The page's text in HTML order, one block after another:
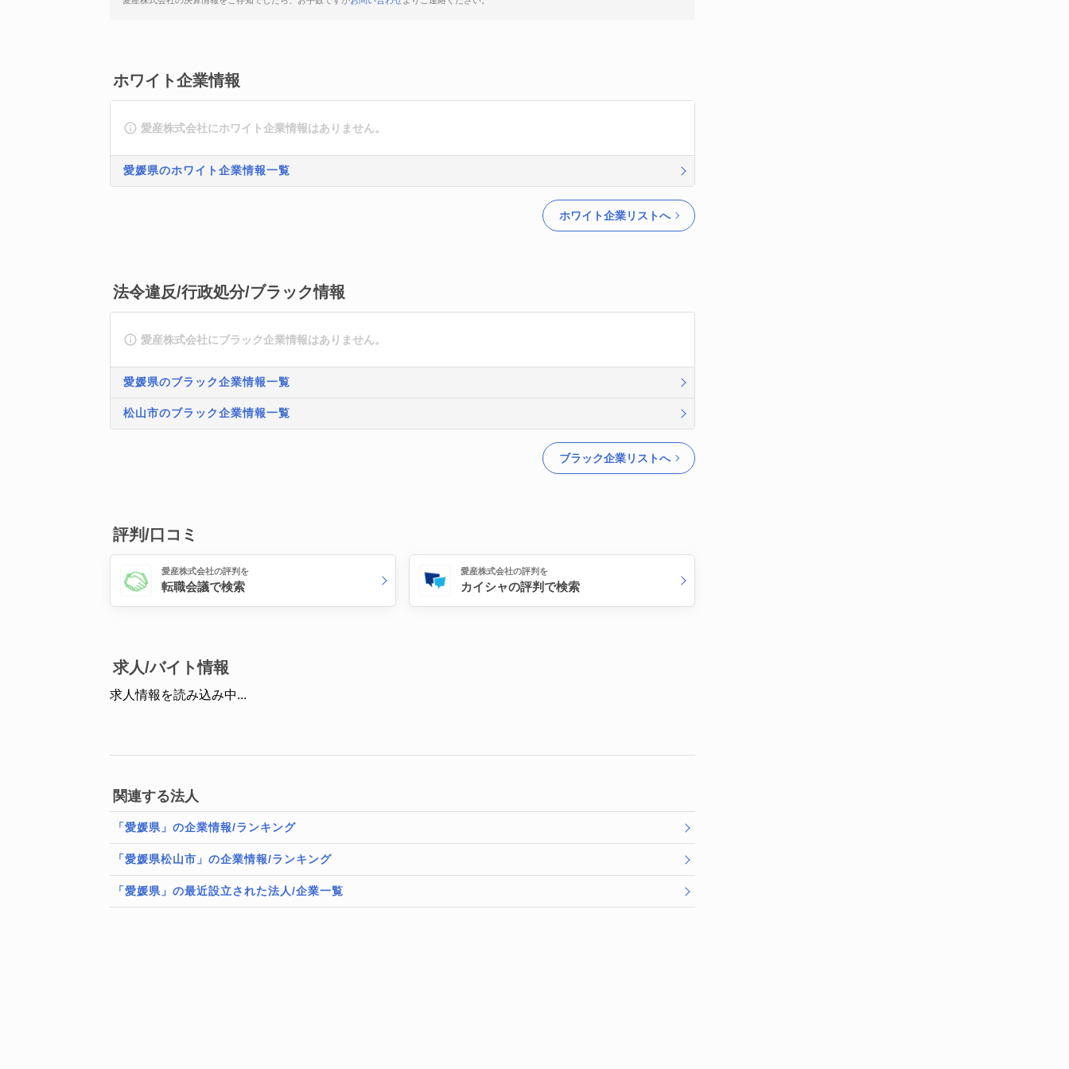
ホワイト企業情報
愛産株式会社にホワイト企業情報はありません。
愛媛県のホワイト企業情報一覧
ホワイト企業リストへ
法令違反/行政処分/ブラック情報
愛産株式会社にブラック企業情報はありません。
愛媛県のブラック企業情報一覧
松山市のブラック企業情報一覧
ブラック企業リストへ
評判/口コミ
愛産株式会社の評判を
転職会議で検索
愛産株式会社の評判を
カイシャの評判で検索
求人/バイト情報
求人情報を読み込み中...
関連する法人
「愛媛県」の企業情報/ランキング
「愛媛県松山市」の企業情報/ランキング
「愛媛県」の最近設立された法人/企業一覧